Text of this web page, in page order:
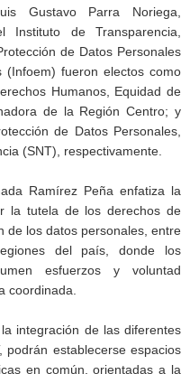
Gustavo Parra Noriega,
Instituto de Transparencia,
de Datos Personales
fueron electos como
Humanos, Equidad de
de la Región Centro; y
de Datos Personales,
(SNT), respectivamente.
Ramírez Peña enfatiza la
la tutela de los derechos de
de los datos personales, entre
del país, donde los
esfuerzos y voluntad
coordinada.
integración de las diferentes
podrán establecerse espacios
en común, orientadas a la